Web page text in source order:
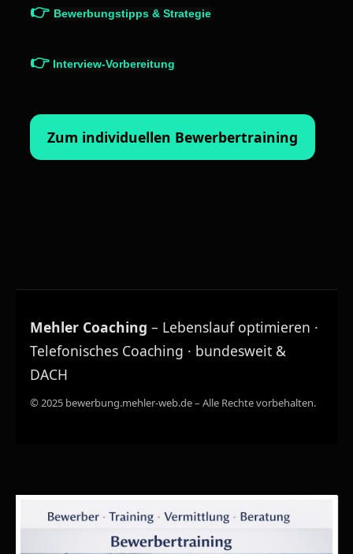
👉 Bewerbungstipps & Strategie
👉 Interview-Vorbereitung
Zum individuellen Bewerbertraining
Mehler Coaching – Lebenslauf optimieren ·
Telefonisches Coaching · bundesweit &
DACH
© 2025 bewerbung.mehler-web.de – Alle Rechte vorbehalten.